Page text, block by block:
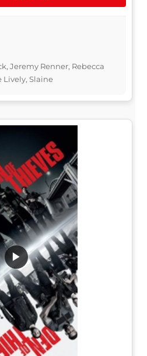
Jeremy Renner, Rebecca
Lively, Slaine
▶